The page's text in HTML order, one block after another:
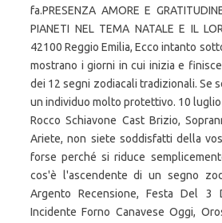
fa.PRESENZA AMORE E
PIANETI NEL TEMA NATALE E IL
42100 Reggio Emilia, Ecco intanto
mostrano i giorni in cui inizia e
dei 12 segni zodiacali tradizionali. Se
un individuo molto protettivo. 10
Rocco Schiavone Cast Brizio,
Ariete, non siete soddisfatti della
forse perché si riduce
cos'è l'ascendente di un segno
Argento Recensione, Festa Del 3
Incidente Forno Canavese Oggi,